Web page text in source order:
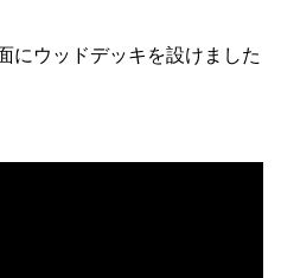
にウッドデッキを設けました